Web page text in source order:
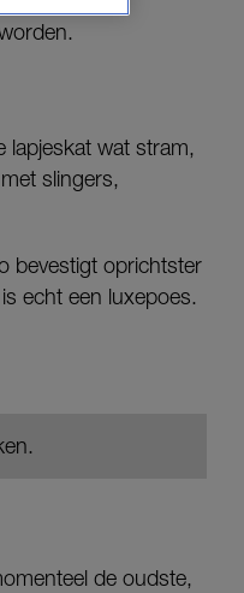
lapjeskat wat stram,
slingers,
bevestigt oprichtster
echt een luxepoes.
de oudste,